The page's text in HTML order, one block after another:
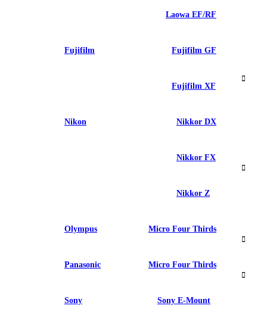
Laowa EF/RF
Fujifilm Fujifilm GF
Fujifilm XF
Nikon Nikkor DX
Nikkor FX
Nikkor Z
Olympus Micro Four Thirds
Panasonic Micro Four Thirds
Sony Sony E-Mount